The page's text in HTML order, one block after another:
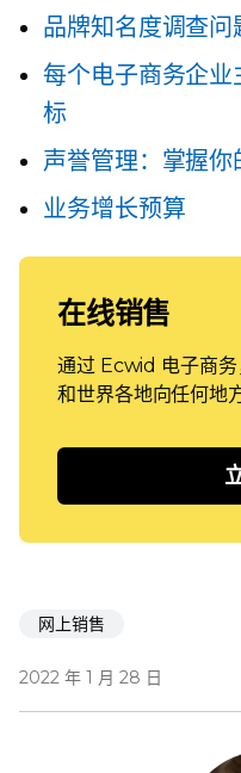
品牌知名度调查问
每个电子商务企
标
声誉管理：掌握你
业务增长预算
在线销售
通过 Ecwid 电子商
和世界各地向任何地
网上销售
2022 年 1 月 28 日